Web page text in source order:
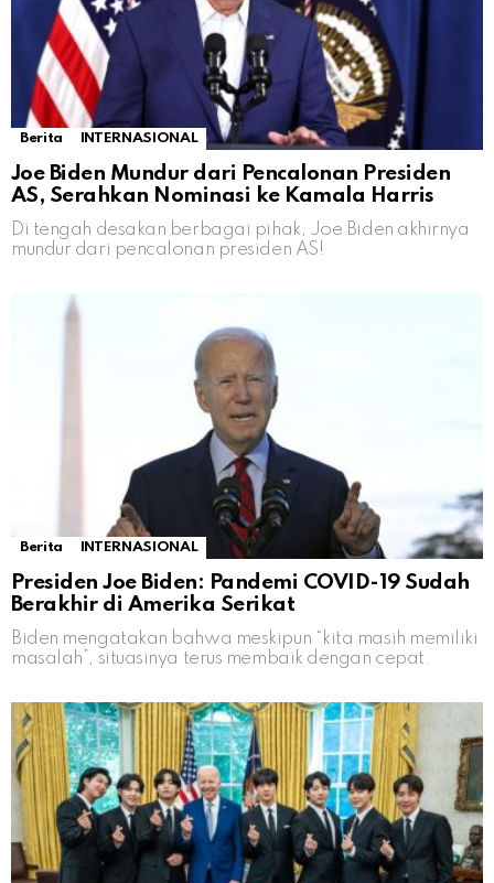
Berita INTERNASIONAL
Joe Biden Mundur dari Pencalonan Presiden
AS, Serahkan Nominasi ke Kamala Harris
Di tengah desakan berbagai pihak, Joe Biden akhirnya
mundur dari pencalonan presiden AS!
Berita INTERNASIONAL
Presiden Joe Biden: Pandemi COVID-19 Sudah
Berakhir di Amerika Serikat
Biden mengatakan bahwa meskipun “kita masih memiliki
masalah”, situasinya terus membaik dengan cepat.